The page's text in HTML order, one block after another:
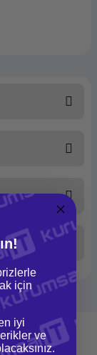
için
iyi
ve